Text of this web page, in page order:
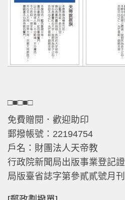
□■□■□
免費贈閱．歡迎助印
郵撥帳號：22194754
戶名：財團法人天帝教
行政院新聞局出版事業登記證
局版臺省誌字第參貳貳號月刊